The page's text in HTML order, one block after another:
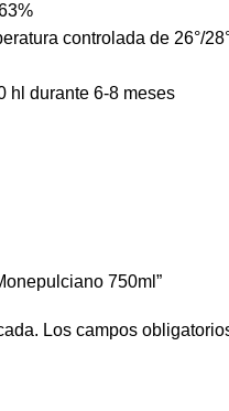
controlada de 26°/
hl durante 6-8 meses
750ml”
Los campos